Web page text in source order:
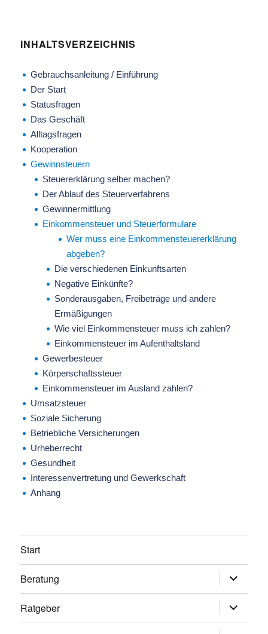
INHALTSVERZEICHNIS
Gebrauchsanleitung / Einführung
Der Start
Statusfragen
Das Geschäft
Alltagsfragen
Kooperation
Gewinnsteuern
Steuererklärung selber machen?
Der Ablauf des Steuerverfahrens
Gewinnermittlung
Einkommensteuer und Steuerformulare
Wer muss eine Einkommensteuererklärung
abgeben?
Die verschiedenen Einkunftsarten
Negative Einkünfte?
Sonderausgaben, Freibeträge und andere
Ermäßigungen
Wie viel Einkommensteuer muss ich zahlen?
Einkommensteuer im Aufenthaltsland
Gewerbesteuer
Körperschaftssteuer
Einkommensteuer im Ausland zahlen?
Umsatzsteuer
Soziale Sicherung
Betriebliche Versicherungen
Urheberrecht
Gesundheit
Interessenvertretung und Gewerkschaft
Anhang
Start
Beratung
anzeigen
Ratgeber
anzeigen